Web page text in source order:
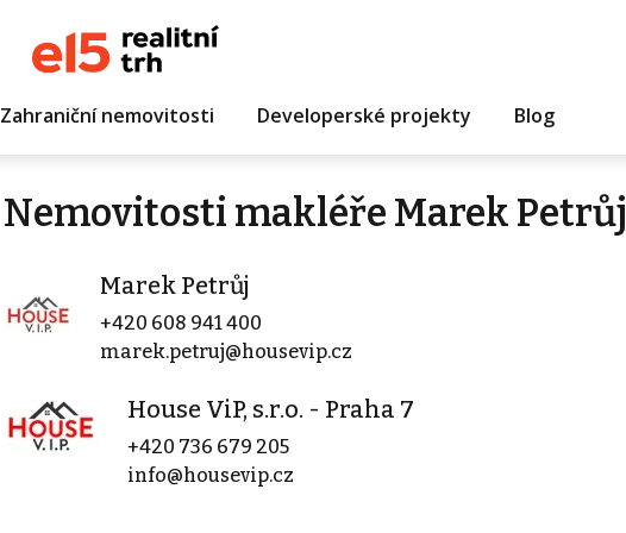
Zahraniční nemovitosti Developerské projekty Blog
Nemovitosti makléře Marek Petrůj
Marek Petrůj
+420 608 941 400
marek.petruj@housevip.cz
House ViP, s.r.o. - Praha 7
+420 736 679 205
info@housevip.cz